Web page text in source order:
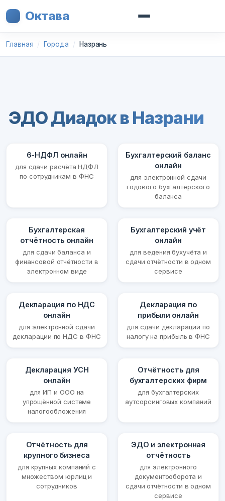
Октава
Главная Города Назрань
ЭДО Диадок в Назрани
6-НДФЛ онлайн
для сдачи расчёта НДФЛ
по сотрудникам в ФНС
Бухгалтерский баланс
онлайн
для электронной сдачи
годового бухгалтерского
баланса
Бухгалтерская
отчётность онлайн
для сдачи баланса и
финансовой отчётности в
электронном виде
Бухгалтерский учёт
онлайн
для ведения бухучёта и
сдачи отчётности в одном
сервисе
Декларация по НДС
онлайн
для электронной сдачи
декларации по НДС в ФНС
Декларация по
прибыли онлайн
для сдачи декларации по
налогу на прибыль в ФНС
Декларация УСН
онлайн
для ИП и ООО на
упрощённой системе
налогообложения
Отчётность для
бухгалтерских фирм
для бухгалтерских
аутсорсинговых компаний
Отчётность для
крупного бизнеса
для крупных компаний с
множеством юрлиц и
сотрудников
ЭДО и электронная
отчётность
для электронного
документооборота и
сдачи отчётности в одном
сервисе